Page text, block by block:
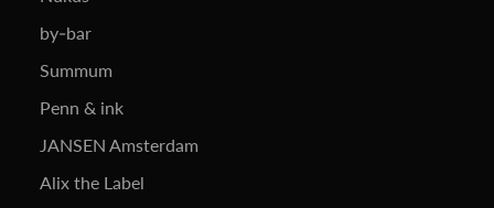
by-bar
Summum
Penn & ink
JANSEN Amsterdam
Alix the Label